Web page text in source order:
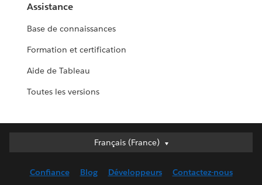
Assistance
Base de connaissances
Formation et certification
Aide de Tableau
Toutes les versions
Français (France)
Français (France)
English (UK)
Confiance Blog Développeurs Contactez-nous